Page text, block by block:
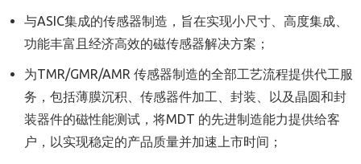
与ASIC集成的传感器制造，旨在实现小尺寸、高度集成、
功能丰富且经济高效的磁传感器解决方案；
为TMR/GMR/AMR 传感器制造的全部工艺流程提供代工服
务，包括薄膜沉积、传感器件加工、封装、以及晶圆和封
装器件的磁性能测试，将MDT 的先进制造能力提供给客
户，以实现稳定的产品质量并加速上市时间；